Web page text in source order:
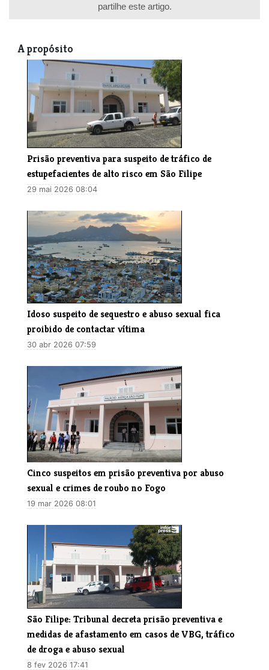
partilhe este artigo.
A propósito
Prisão preventiva para suspeito de tráfico de
estupefacientes de alto risco em São Filipe
29 mai 2026 08:04
Idoso suspeito de sequestro e abuso sexual fica
proibido de contactar vítima
30 abr 2026 07:59
Cinco suspeitos em prisão preventiva por abuso
sexual e crimes de roubo no Fogo
19 mar 2026 08:01
São Filipe: Tribunal decreta prisão preventiva e
medidas de afastamento em casos de VBG, tráfico
de droga e abuso sexual
8 fev 2026 17:41